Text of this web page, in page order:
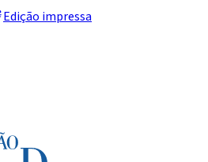
Edição impressa